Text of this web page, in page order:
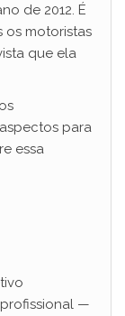
de 2012. É
motoristas
que ela
para
essa
profissional —